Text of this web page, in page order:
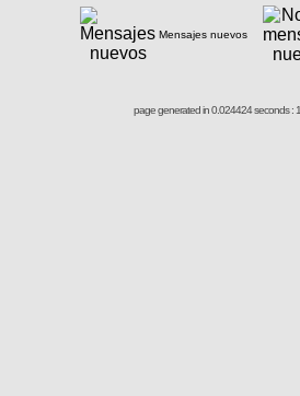
Mensajes nuevos
page generated in 0.024424 seconds :